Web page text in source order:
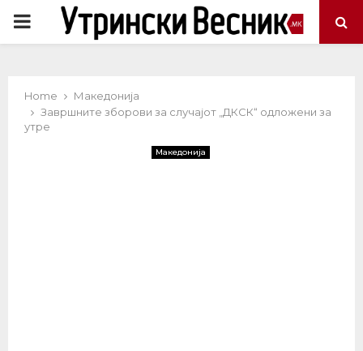
PRIMARY
Home
Македонија
Завршните зборови за случајот „ДКСК“ одложени за
утре
Македонија